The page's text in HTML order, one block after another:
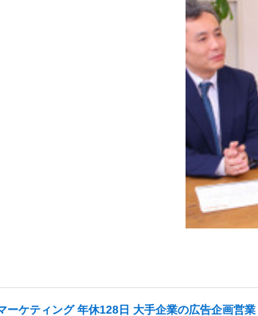
ーケティング 年休128日 大手企業の広告企画営